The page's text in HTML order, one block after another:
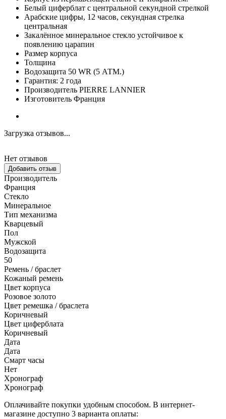
Белый циферблат с центральной секундной стрелкой
Арабские цифры, 12 часов, секундная стрелка
центральная
Закалённое минеральное стекло устойчивое к
появлению царапин
Размер корпуса
Толщина
Водозащита 50 WR (5 АТМ.)
Гарантия: 2 года
Производитель PIERRE LANNIER
Изготовитель Франция
Загрузка отзывов...
Нет отзывов
Добавить отзыв
Производитель
Франция
Стекло
Минеральное
Тип механизма
Кварцевый
Пол
Мужской
Водозащита
50
Ремень / браслет
Кожаный ремень
Цвет корпуса
Розовое золото
Цвет ремешка / браслета
Коричневый
Цвет циферблата
Коричневый
Дата
Дата
Смарт часы
Нет
Хронограф
Хронограф
Оплачивайте покупки удобным способом. В интернет-
магазине доступно 3 варианта оплаты: